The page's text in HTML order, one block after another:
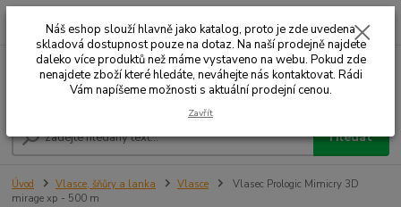
Menu
Hledat
+420 732 707 573 za
Úvod Vlasce, šňůry a lanka Vlasce
Vlasec Prologic Mimicry 3D
mirage xp - 500 m
Náš eshop slouží hlavně jako katalog, proto je zde uvedena
skladová dostupnost pouze na dotaz. Na naší prodejně najdete
daleko více produktů než máme vystaveno na webu. Pokud zde
nenajdete zboží které hledáte, neváhejte nás kontaktovat. Rádi
Vám napíšeme možnosti s aktuální prodejní cenou.
Zavřít